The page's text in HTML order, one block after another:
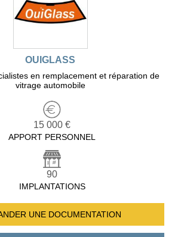
OUIGLASS
en remplacement et réparation de
vitrage automobile
15 000 €
APPORT PERSONNEL
90
IMPLANTATIONS
UNE DOCUMENTATION